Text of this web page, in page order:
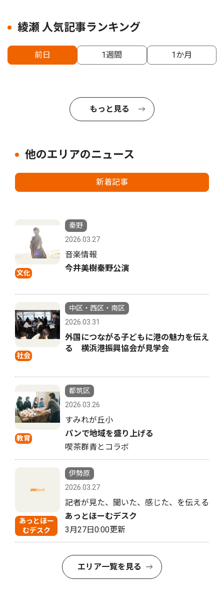
綾瀬 人気記事ランキング
前日 1週間 1か月
もっと見る
他のエリアのニュース
新着記事
文化
秦野
2026.03.27
音楽情報
今井美樹秦野公演
社会
中区・西区・南区
2026.03.31
外国につながる子どもに港の魅力を伝え
る 横浜港振興協会が見学会
教育
都筑区
2026.03.26
すみれが丘小
パンで地域を盛り上げる
喫茶群青とコラボ
あっとほー
むデスク
伊勢原
2026.03.27
記者が見た、聞いた、感じた、を伝える
あっとほーむデスク
3月27日0:00更新
エリア一覧を見る